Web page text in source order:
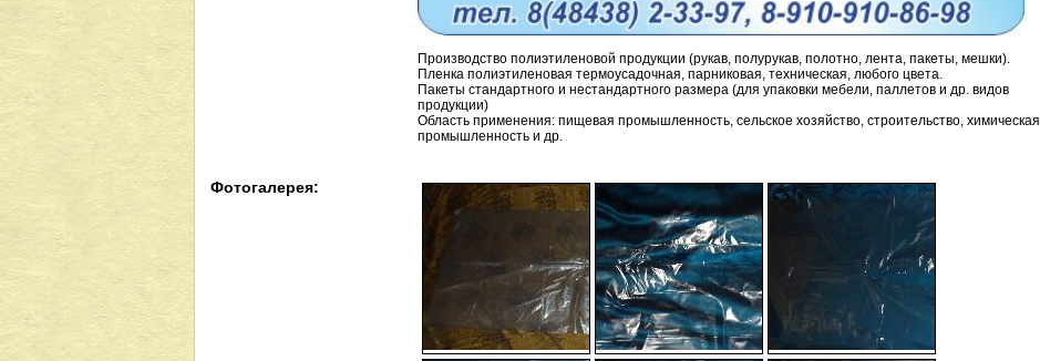
Производство полиэтиленовой продукции (рукав, полурукав, полотно, лента, пакеты, мешки).
Пленка полиэтиленовая термоусадочная, парниковая, техническая, любого цвета.
Пакеты стандартного и нестандартного размера (для упаковки мебели, паллетов и др. видов
продукции)
Область применения: пищевая промышленность, сельское хозяйство, строительство, химическая
промышленность и др.
Фотогалерея: